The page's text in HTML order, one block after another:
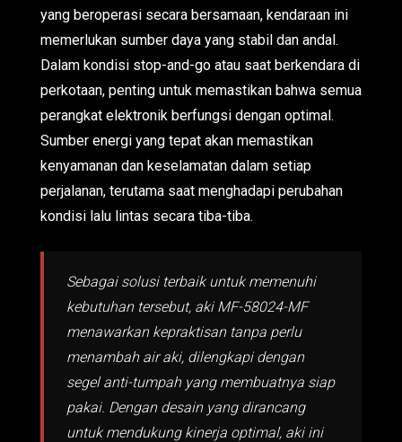
yang beroperasi secara bersamaan, kendaraan ini
memerlukan sumber daya yang stabil dan andal.
Dalam kondisi stop-and-go atau saat berkendara di
perkotaan, penting untuk memastikan bahwa semua
perangkat elektronik berfungsi dengan optimal.
Sumber energi yang tepat akan memastikan
kenyamanan dan keselamatan dalam setiap
perjalanan, terutama saat menghadapi perubahan
kondisi lalu lintas secara tiba-tiba.
Sebagai solusi terbaik untuk memenuhi
kebutuhan tersebut, aki MF-58024-MF
menawarkan kepraktisan tanpa perlu
menambah air aki, dilengkapi dengan
segel anti-tumpah yang membuatnya siap
pakai. Dengan desain yang dirancang
untuk mendukung kinerja optimal, aki ini